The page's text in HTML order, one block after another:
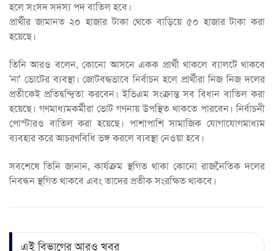
হলে সংসদ সদস্য পদ বাতিল হবে।
প্রার্থীর জামানত ২০ হাজার টাকা থেকে বাড়িয়ে ৫০ হাজার টাকা করা
হয়েছে।
তিনি আরও বলেন, কোনো আসনে একক প্রার্থী থাকলে ব্যালটে থাকবে
‘না’ ভোটের ব্যবস্থা। জোটবদ্ধভাবে নির্বাচন হলে প্রার্থীরা নিজ নিজ দলের
প্রতীকেই প্রতিদ্বন্দ্বিতা করবেন। ইভিএম সংক্রান্ত সব বিধান বাতিল করা
হয়েছে। গণমাধ্যমকর্মীরা ভোট গণনায় উপস্থিত থাকতে পারবেন। নির্বাচনী
পোস্টারও বাতিল করা হয়েছে। পাশাপাশি সামাজিক যোগাযোগমাধ্যম
ব্যবহার করে আচরণবিধি ভঙ্গ করলে ব্যবস্থা নেওয়া হবে।
সবশেষে তিনি জানান, কার্যক্রম স্থগিত থাকা কোনো রাজনৈতিক দলের
নিবন্ধন স্থগিত থাকবে এবং তাদের প্রতীক সংরক্ষিত থাকবে।
এই বিভাগের আরও খবর